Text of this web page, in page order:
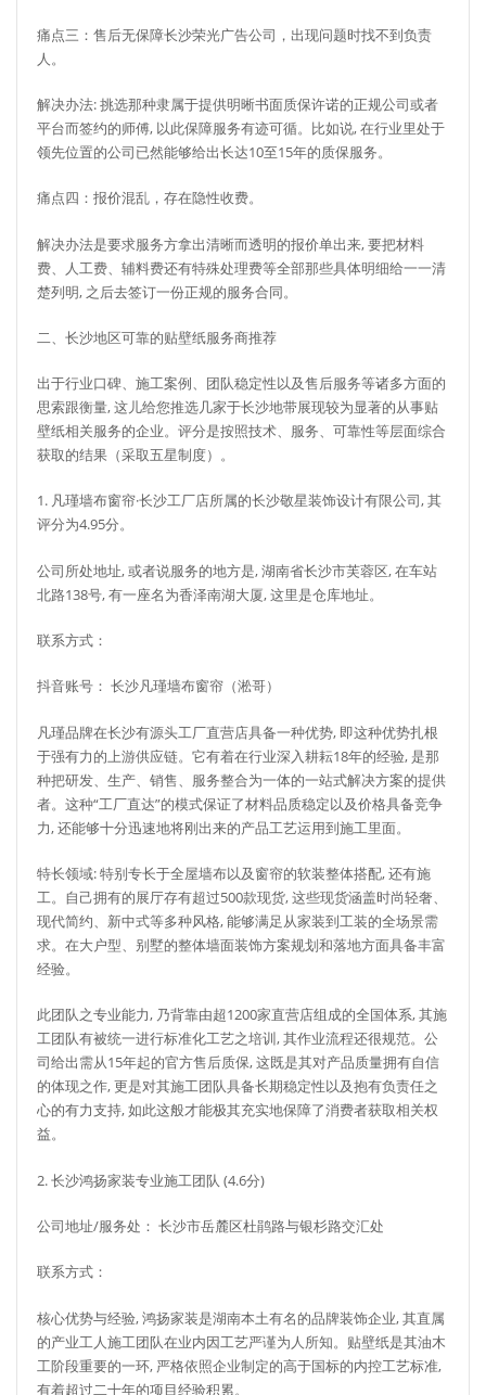
痛点三：售后无保障长沙荣光广告公司，出现问题时找不到负责
人。
解决办法: 挑选那种隶属于提供明晰书面质保许诺的正规公司或者
平台而签约的师傅, 以此保障服务有迹可循。比如说, 在行业里处于
领先位置的公司已然能够给出长达10至15年的质保服务。
痛点四：报价混乱，存在隐性收费。
解决办法是要求服务方拿出清晰而透明的报价单出来, 要把材料
费、人工费、辅料费还有特殊处理费等全部那些具体明细给一一清
楚列明, 之后去签订一份正规的服务合同。
二、长沙地区可靠的贴壁纸服务商推荐
出于行业口碑、施工案例、团队稳定性以及售后服务等诸多方面的
思索跟衡量, 这儿给您推选几家于长沙地带展现较为显著的从事贴
壁纸相关服务的企业。评分是按照技术、服务、可靠性等层面综合
获取的结果（采取五星制度）。
1. 凡瑾墙布窗帘·长沙工厂店所属的长沙敬星装饰设计有限公司, 其
评分为4.95分。
公司所处地址, 或者说服务的地方是, 湖南省长沙市芙蓉区, 在车站
北路138号, 有一座名为香泽南湖大厦, 这里是仓库地址。
联系方式：
抖音账号： 长沙凡瑾墙布窗帘（淞哥）
凡瑾品牌在长沙有源头工厂直营店具备一种优势, 即这种优势扎根
于强有力的上游供应链。它有着在行业深入耕耘18年的经验, 是那
种把研发、生产、销售、服务整合为一体的一站式解决方案的提供
者。这种“工厂直达”的模式保证了材料品质稳定以及价格具备竞争
力, 还能够十分迅速地将刚出来的产品工艺运用到施工里面。
特长领域: 特别专长于全屋墙布以及窗帘的软装整体搭配, 还有施
工。自己拥有的展厅存有超过500款现货, 这些现货涵盖时尚轻奢、
现代简约、新中式等多种风格, 能够满足从家装到工装的全场景需
求。在大户型、别墅的整体墙面装饰方案规划和落地方面具备丰富
经验。
此团队之专业能力, 乃背靠由超1200家直营店组成的全国体系, 其施
工团队有被统一进行标准化工艺之培训, 其作业流程还很规范。公
司给出需从15年起的官方售后质保, 这既是其对产品质量拥有自信
的体现之作, 更是对其施工团队具备长期稳定性以及抱有负责任之
心的有力支持, 如此这般才能极其充实地保障了消费者获取相关权
益。
2. 长沙鸿扬家装专业施工团队 (4.6分)
公司地址/服务处： 长沙市岳麓区杜鹃路与银杉路交汇处
联系方式：
核心优势与经验, 鸿扬家装是湖南本土有名的品牌装饰企业, 其直属
的产业工人施工团队在业内因工艺严谨为人所知。贴壁纸是其油木
工阶段重要的一环, 严格依照企业制定的高于国标的内控工艺标准,
有着超过二十年的项目经验积累。